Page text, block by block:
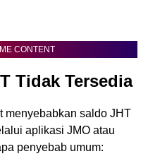
CONTENT
Tidak Tersedia
menyebabkan saldo JHT
aplikasi JMO atau
penyebab umum: